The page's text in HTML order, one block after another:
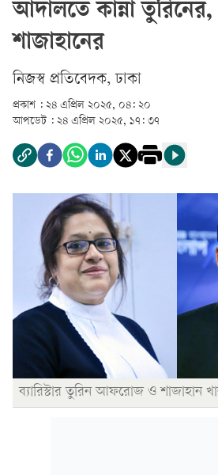
আদালতে কান্না
শাজাহানের
নিজস্ব প্রতিবেদক, ঢাকা
প্রকাশ : ২৪ এপ্রিল ২০২৫, ০৪: ২০
আপডেট : ২৪ এপ্রিল ২০২৫, ১৭: ৩৭
ব্যারিস্টার তুরিন আফরোজ ও শাজাহান